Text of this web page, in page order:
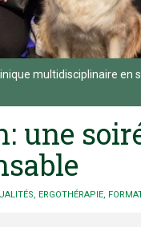
multidisciplinaire
une
, ERGOTHÉRAPIE,